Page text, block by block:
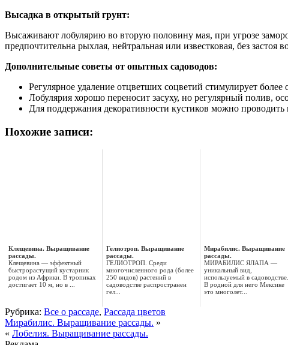
Высадка в открытый грунт:
Высаживают лобулярию во вторую половину мая, при угрозе
предпочтительна рыхлая, нейтральная или известковая, без застоя
Дополнительные советы от опытных садоводов:
Регулярное удаление отцветших соцветий стимулирует более
Лобулярия хорошо переносит засуху, но регулярный полив,
Для поддержания декоративности кустиков можно
Похожие записи:
Клещевина. Выращивание
рассады.
Клещевина — эффектный
быстрорастущий кустарник
родом из Африки. В тропиках
достигает 10 м, но в ...
Гелиотроп. Выращивание
рассады.
ГЕЛИОТРОП. Среди
многочисленного рода (более
250 видов) растений в
садоводстве распространен
гел...
Мирабилис. Выращивание
рассады.
МИРАБИЛИС ЯЛАПА —
уникальный вид,
используемый в садоводстве.
В родной для него Мексике
это многолет...
Рубрика: Все о рассаде, Рассада цветов
Мирабилис. Выращивание рассады. »
« Лобелия. Выращивание рассады.